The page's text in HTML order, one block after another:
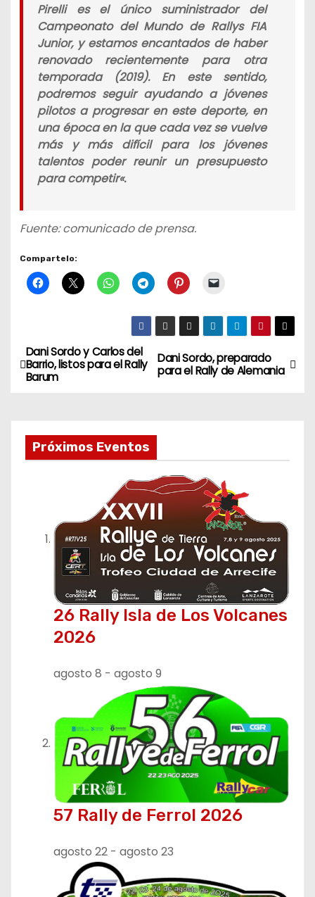
Pirelli es el único suministrador del
Campeonato del Mundo de Rallys FIA
Junior, y estamos encantados de haber
renovado recientemente para otra
temporada (2019). En este sentido,
podremos seguir ayudando a jóvenes
pilotos a progresar en este deporte, en
una época en la que cada vez se vuelve
más y más difícil para los jóvenes
talentos poder reunir un presupuesto
para competir«.
Fuente: comunicado de prensa.
Compartelo:
N
a
Dani Sordo, preparado
para el Rally de Alemania
Dani Sordo y Carlos del
Barrio, listos para el Rally
Barum
Próximos Eventos
26 Rally Isla de Los Volcanes
2026
agosto 8 - agosto 9
57 Rally de Ferrol 2026
agosto 22 - agosto 23